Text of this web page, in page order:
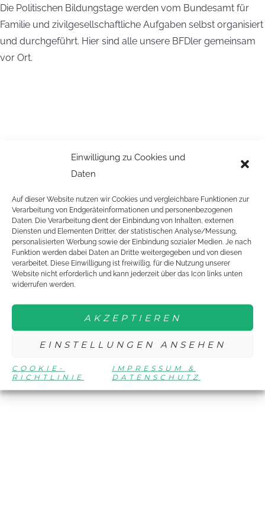
Einwilligung zu Cookies und
Daten
Auf dieser Website nutzen wir Cookies und vergleichbare Funktionen zur
Verarbeitung von Endgeräteinformationen und personenbezogenen
Daten. Die Verarbeitung dient der Einbindung von Inhalten, externen
Diensten und Elementen Dritter, der statistischen Analyse/Messung,
personalisierten Werbung sowie der Einbindung sozialer Medien. Je nach
Funktion werden dabei Daten an Dritte weitergegeben und von diesen
verarbeitet. Diese Einwilligung ist freiwillig, für die Nutzung unserer
Website nicht erforderlich und kann jederzeit über das Icon links unten
widerrufen werden.
AKZEPTIEREN
EINSTELLUNGEN ANSEHEN
COOKIE-
RICHTLINIE
IMPRESSUM &
DATENSCHUTZ
Die Politischen Bildungstage werden vom Bundesamt für
Familie und zivilgesellschaftliche Aufgaben selbst organisiert
und durchgeführt. Hier sind alle unsere BFDler gemeinsam
vor Ort.